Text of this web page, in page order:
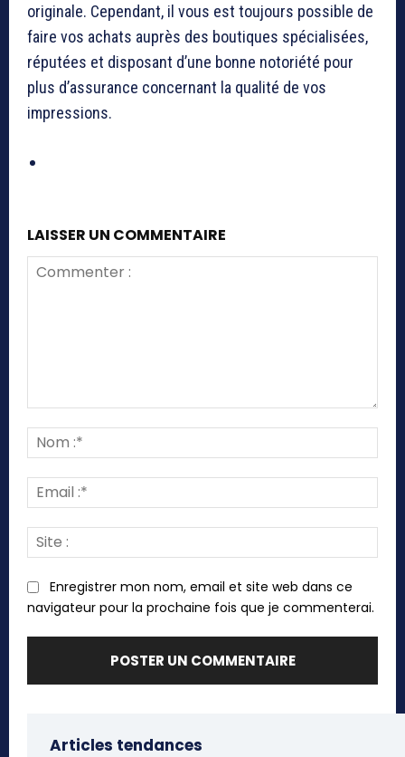
originale. Cependant, il vous est toujours possible de
faire vos achats auprès des boutiques spécialisées,
réputées et disposant d’une bonne notoriété pour
plus d’assurance concernant la qualité de vos
impressions.
LAISSER UN COMMENTAIRE
:*
:*
:
Enregistrer mon nom, email et site web dans ce
navigateur pour la prochaine fois que je commenterai.
Articles tendances